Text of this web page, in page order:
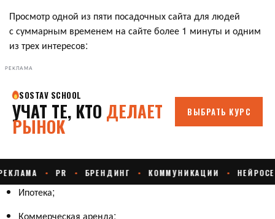
Просмотр одной из пяти посадочных сайта для людей
с суммарным временем на сайте более 1 минуты и одним
из трех интересов:
РЕКЛАМА
Ипотека;
Коммерческая аренда;